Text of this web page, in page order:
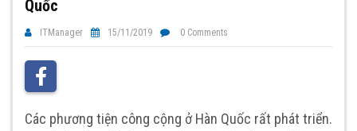
Quốc
ITManager 15/11/2019 0 Comments
Các phương tiện công cộng ở Hàn Quốc rất phát triển.